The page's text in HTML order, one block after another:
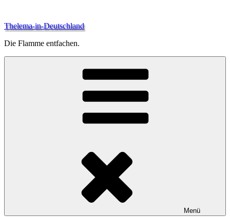
springen
Thelema-in-Deutschland
Die Flamme entfachen.
Menü